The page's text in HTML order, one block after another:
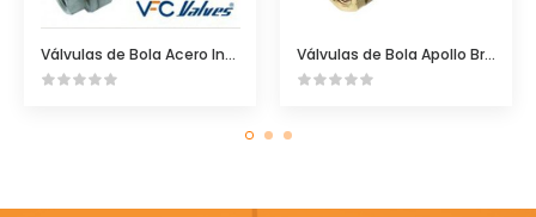
Válvulas de Bola Acero Inoxidable Válvulas de Bola Apollo Bronce 70100